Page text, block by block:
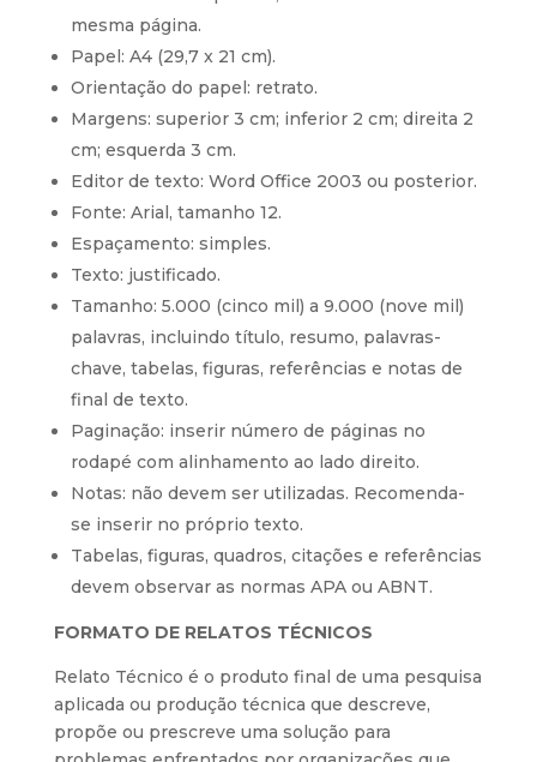
mesma página.
Papel: A4 (29,7 x 21 cm).
Orientação do papel: retrato.
Margens: superior 3 cm; inferior 2 cm; direita 2
cm; esquerda 3 cm.
Editor de texto: Word Office 2003 ou posterior.
Fonte: Arial, tamanho 12.
Espaçamento: simples.
Texto: justificado.
Tamanho: 5.000 (cinco mil) a 9.000 (nove mil)
palavras, incluindo título, resumo, palavras-
chave, tabelas, figuras, referências e notas de
final de texto.
Paginação: inserir número de páginas no
rodapé com alinhamento ao lado direito.
Notas: não devem ser utilizadas. Recomenda-
se inserir no próprio texto.
Tabelas, figuras, quadros, citações e referências
devem observar as normas APA ou ABNT.
FORMATO DE RELATOS TÉCNICOS
Relato Técnico é o produto final de uma pesquisa
aplicada ou produção técnica que descreve,
propõe ou prescreve uma solução para